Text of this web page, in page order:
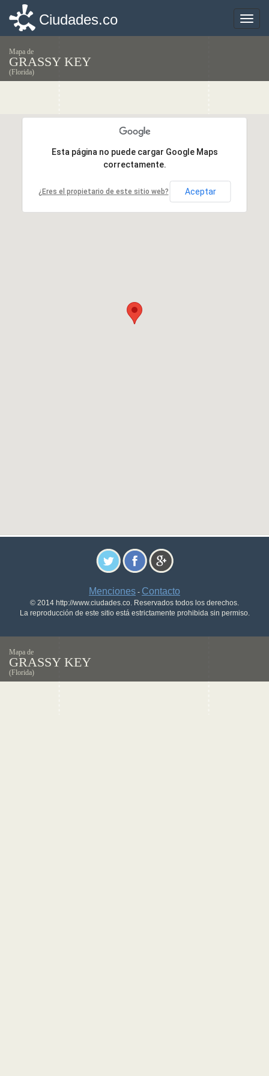
Toggle
Ciudades.co
Mapa de
GRASSY KEY
(Florida)
Esta página no puede cargar Google Maps
correctamente.
¿Eres el propietario de este sitio web? Aceptar
Esta página no puede cargar Google Maps
correctamente.
¿Eres el propietario de este sitio web? Aceptar
Menciones - Contacto
© 2014 http://www.ciudades.co. Reservados todos los derechos.
La reproducción de este sitio está estrictamente prohibida sin permiso.
Toggle
Ciudades.co
Mapa de
GRASSY KEY
(Florida)